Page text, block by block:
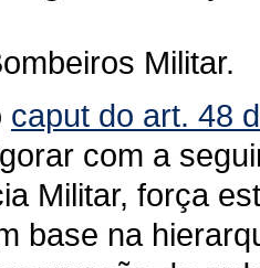
Militar.
caput do art. 48
com a
Militar, força
base na